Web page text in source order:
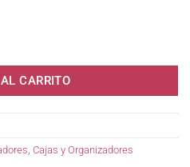
CARRITO
Cajas y Organizadores